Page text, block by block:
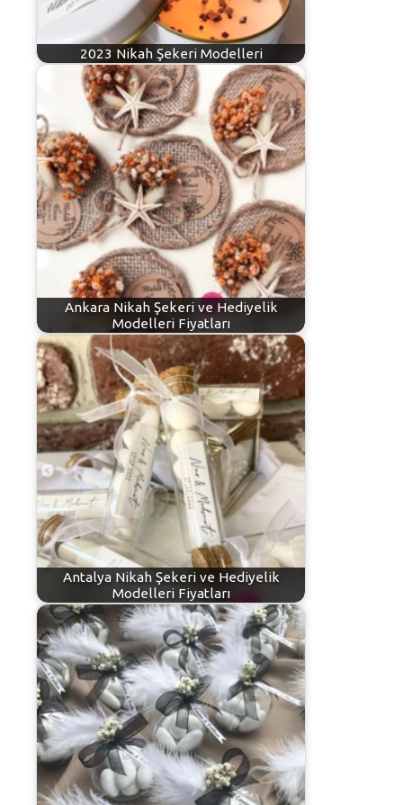
2023 Nikah Şekeri Modelleri
Ankara Nikah Şekeri ve Hediyelik
Modelleri Fiyatları
Antalya Nikah Şekeri ve Hediyelik
Modelleri Fiyatları